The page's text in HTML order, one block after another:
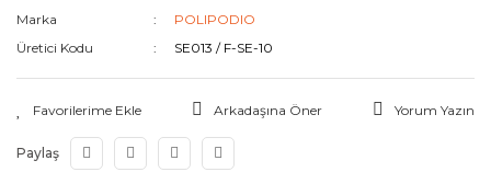
Marka
POLIPODIO
Üretici Kodu
SE013 / F-SE-10
Arkadaşına Öner Yorum Yazın
Paylaş